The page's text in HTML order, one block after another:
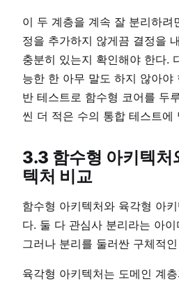
이 두 계층을 계속 잘 분리하려
정을 추가하지 않게끔 결정을
충분히 있는지 확인해야 한다.
능한 한 아무 말도 하지 않아야
반 테스트로 함수형 코어를 두
씬 더 적은 수의 통합 테스트에
3.3 함수형 아키텍처
텍처 비교
함수형 아키텍처와 육각형 아
다. 둘 다 관심사 분리라는 아
그러나 분리를 둘러싼 구체적
육각형 아키텍처는 도메인 계